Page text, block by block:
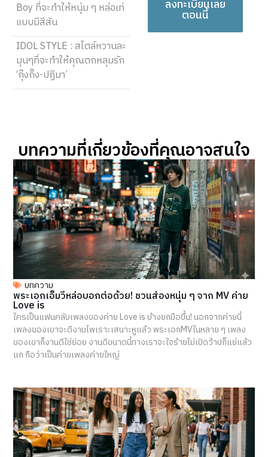
Boy ที่จะทำให้หนุ่ม ๆ หล่อเท่
แบบมีสีสัน
IDOL STYLE : สไตล์หวานละ
มุนๆที่จะทำให้คุณตกหลุมรัก
‘กุ๊งกิ๊ง-ปฏิมา’
ลงทะเบียนเลย
ตอนนี้
บทความที่เกี่ยวข้องที่คุณอาจสนใจ​
บทความ
พระเอกเอ็มวีหล่อบอกต่อด้วย! ชวนส่องหนุ่ม ๆ จาก MV ค่าย
Love is
ใครเป็นแฟนคลับเพลงของค่าย Love is บ้างยกมือขึ้น! นอกจากค่ายนี้
เพลงของเขาจะดีงามไพเราะเสนาะหูแล้ว พระเอกMVในหลาย ๆ เพลง
ของเขาก็งานดีใช่ย่อย งานดีขนาดนี้ทางเราจะใจร้ายไม่เปิดว้าปก็แย่แล้ว
แก ถือว่าเป็นค่ายเพลงค่ายใหญ่